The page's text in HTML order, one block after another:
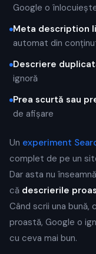
Google o
Meta description
automat din
Descriere
ignoră
Prea scurtă sau
de afișare
Un experiment
complet de pe un
Dar asta nu
că descrierile
Când scrii una bună,
proastă, Google o
cu ceva mai bun.